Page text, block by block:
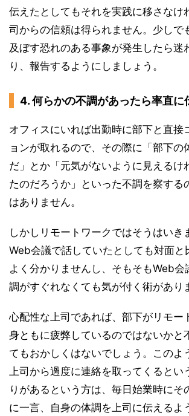
伝えたとしてもそれを実践に移さなけ
司からの信頼は得られません。少しで
及ぼす恐れのある事象が発生したら迷
り、報告するようにしましょう。
4. 何らかの不調があったら率直に
オフィスにいれば出勤時に部下と直接
ョンが取れるので、その際に「部下の
だ」とか「元気がないように見えるけ
たのだろうか」といった不調を察する
はありません。
しかしリモートワークではそうはいき
Web会議で話していたとしても対面と
よく分かりませんし、そもそもWeb会
調がすぐれなくても気が付く術があり
心配性な上司であれば、部下がリモー
身ともに疲弊しているのではないかと
てもおかしくはないでしょう。このよ
上司から過度に連絡を取ってくるとい
りがあるという方は、毎日始業時にそ
に一言、自身の体調を上司に伝えるよ